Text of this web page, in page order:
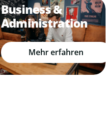
Business &
Administration
Mehr erfahren